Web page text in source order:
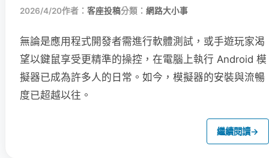
2026/4/20作者： 客座投稿分類： 網路大小事
無論是應用程式開發者需進行軟體測試，或手遊玩家渴
望以鍵鼠享受更精準的操控，在電腦上執行 Android 模
擬器已成為許多人的日常。如今，模擬器的安裝與流暢
度已超越以往。
繼續閱讀→